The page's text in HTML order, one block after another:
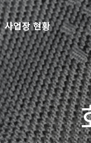
사업장 현황